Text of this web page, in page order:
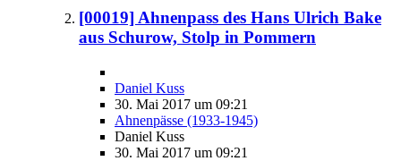
[00019] Ahnenpass des Hans Ulrich Bake
aus Schurow, Stolp in Pommern
Daniel Kuss
30. Mai 2017 um 09:21
Ahnenpässe (1933-1945)
Daniel Kuss
30. Mai 2017 um 09:21